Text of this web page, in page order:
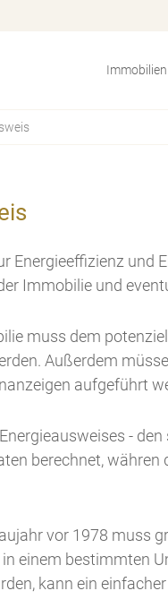
Immobilien
Energieeffizienz und
Immobilie und
muss dem
Außerdem
aufgeführt
-
berechnet,
vor 1978 muss
einem bestimmten
kann ein